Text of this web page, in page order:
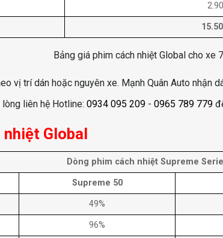
Bảng giá phim cách nhiệt Global cho xe
vị trí dán hoặc nguyên xe. Mạnh Quân Auto nhận
liên hệ Hotline: 0934 095 209 - 0965 789 779
nhiệt Global
Dòng phim cách nhiệt Supreme
Supreme 50
49%
96%